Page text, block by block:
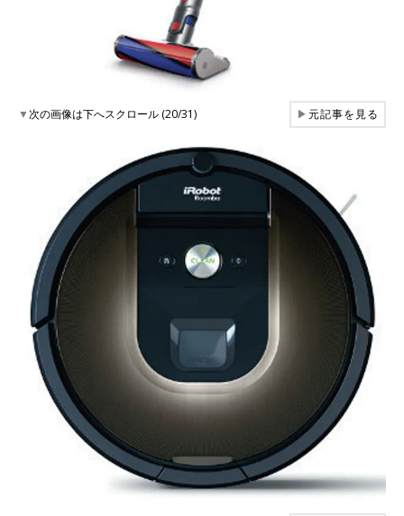
▼次の画像は下へスクロール (20/31) ▶元記事を見る